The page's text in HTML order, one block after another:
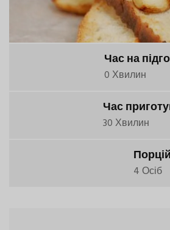
Час на
0 Хвилин
Час
30 Хвилин
Порцій
4 Осіб